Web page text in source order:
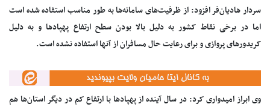
سردار هادیان‌فر افزود: از ظرفیت‌های سامانه‌ها به طور مناسب استفاده شده است
اما در برخی نقاط کشور به دلیل بالا بودن سطح ارتفاع پهپادها و به دلیل
کریدورهای پروازی و برای رعایت حال مسافران از آنها استفاده نشده است.
وی ابراز امیدواری کرد: در سال آینده از پهپادها با ارتفاع کم در دیگر استان‌ها هم